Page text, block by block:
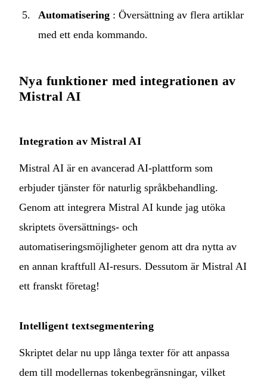
Automatisering : Översättning av flera artiklar
med ett enda kommando.
Nya funktioner med integrationen av
Mistral AI
Integration av Mistral AI
Mistral AI är en avancerad AI-plattform som
erbjuder tjänster för naturlig språkbehandling.
Genom att integrera Mistral AI kunde jag utöka
skriptets översättnings- och
automatiseringsmöjligheter genom att dra nytta av
en annan kraftfull AI-resurs. Dessutom är Mistral AI
ett franskt företag!
Intelligent textsegmentering
Skriptet delar nu upp långa texter för att anpassa
dem till modellernas tokenbegränsningar, vilket